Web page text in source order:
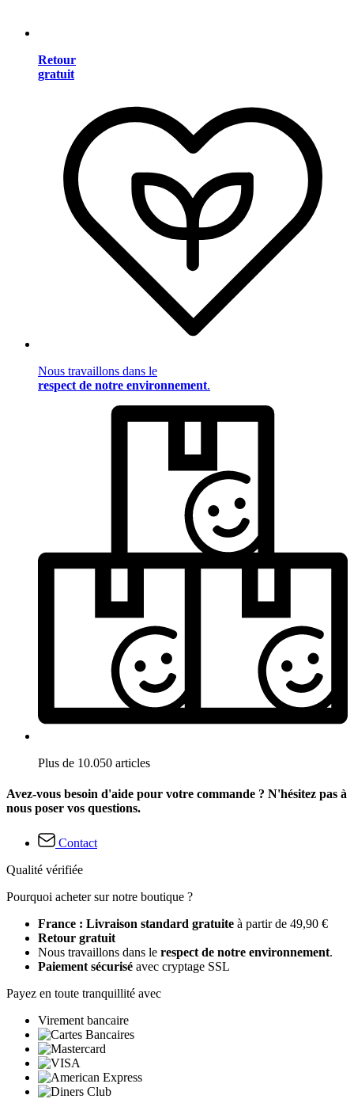
Retour
gratuit
Nous travaillons dans le
respect de notre environnement.
Plus de 10.050 articles
Avez-vous besoin d'aide pour votre commande ? N'hésitez pas à
nous poser vos questions.
Contact
Qualité vérifiée
Pourquoi acheter sur notre boutique ?
France : Livraison standard gratuite à partir de 49,90 €
Retour gratuit
Nous travaillons dans le respect de notre environnement.
Paiement sécurisé avec cryptage SSL
Payez en toute tranquillité avec
Virement bancaire